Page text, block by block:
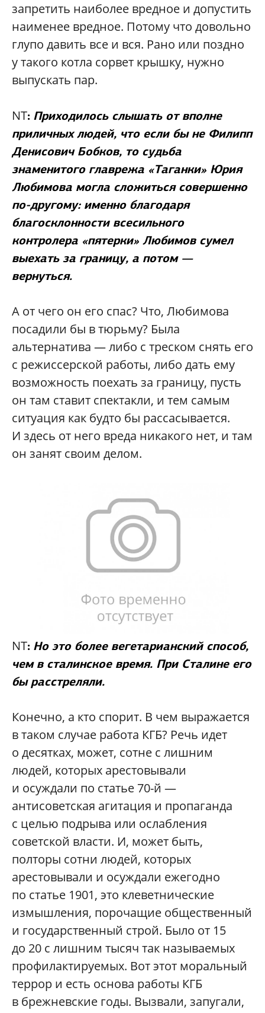
запретить наиболее вредное и допустить
наименее вредное. Потому что довольно
глупо давить все и вся. Рано или поздно
у такого котла сорвет крышку, нужно
выпускать пар.
NT: Приходилось слышать от вполне
приличных людей, что если бы не Филипп
Денисович Бобков, то судьба
знаменитого главрежа «Таганки» Юрия
Любимова могла сложиться совершенно
по-другому: именно благодаря
благосклонности всесильного
контролера «пятерки» Любимов сумел
выехать за границу, а потом —
вернуться.
А от чего он его спас? Что, Любимова
посадили бы в тюрьму? Была
альтернатива — либо с треском снять его
с режиссерской работы, либо дать ему
возможность поехать за границу, пусть
он там ставит спектакли, и тем самым
ситуация как будто бы рассасывается.
И здесь от него вреда никакого нет, и там
он занят своим делом.
NT: Но это более вегетарианский способ,
чем в сталинское время. При Сталине его
бы расстреляли.
Конечно, а кто спорит. В чем выражается
в таком случае работа КГБ? Речь идет
о десятках, может, сотне с лишним
людей, которых арестовывали
и осуждали по статье 70-й —
антисоветская агитация и пропаганда
с целью подрыва или ослабления
советской власти. И, может быть,
полторы сотни людей, которых
арестовывали и осуждали ежегодно
по статье 1901, это клеветнические
измышления, порочащие общественный
и государственный строй. Было от 15
до 20 с лишним тысяч так называемых
профилактируемых. Вот этот моральный
террор и есть основа работы КГБ
в брежневские годы. Вызвали, запугали,